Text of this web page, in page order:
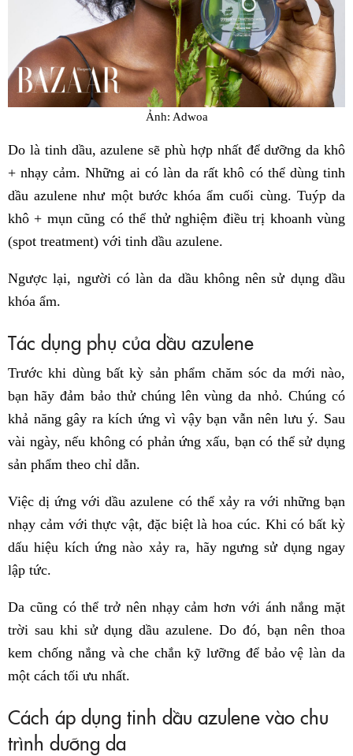
Ảnh: Adwoa
Do là tinh dầu, azulene sẽ phù hợp nhất để dưỡng da khô
+ nhạy cảm. Những ai có làn da rất khô có thể dùng tinh
dầu azulene như một bước khóa ẩm cuối cùng. Tuýp da
khô + mụn cũng có thể thử nghiệm điều trị khoanh vùng
(spot treatment) với tinh dầu azulene.
Ngược lại, người có làn da dầu không nên sử dụng dầu
khóa ẩm.
Tác dụng phụ của dầu azulene
Trước khi dùng bất kỳ sản phẩm chăm sóc da mới nào,
bạn hãy đảm bảo thử chúng lên vùng da nhỏ. Chúng có
khả năng gây ra kích ứng vì vậy bạn vẫn nên lưu ý. Sau
vài ngày, nếu không có phản ứng xấu, bạn có thể sử dụng
sản phẩm theo chỉ dẫn.
Việc dị ứng với dầu azulene có thể xảy ra với những bạn
nhạy cảm với thực vật, đặc biệt là hoa cúc. Khi có bất kỳ
dấu hiệu kích ứng nào xảy ra, hãy ngưng sử dụng ngay
lập tức.
Da cũng có thể trở nên nhạy cảm hơn với ánh nắng mặt
trời sau khi sử dụng dầu azulene. Do đó, bạn nên thoa
kem chống nắng và che chắn kỹ lưỡng để bảo vệ làn da
một cách tối ưu nhất.
Cách áp dụng tinh dầu azulene vào chu
trình dưỡng da